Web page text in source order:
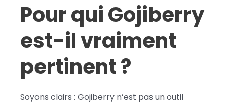
Pour qui Gojiberry
est-il vraiment
pertinent ?
Soyons clairs : Gojiberry n’est pas un outil